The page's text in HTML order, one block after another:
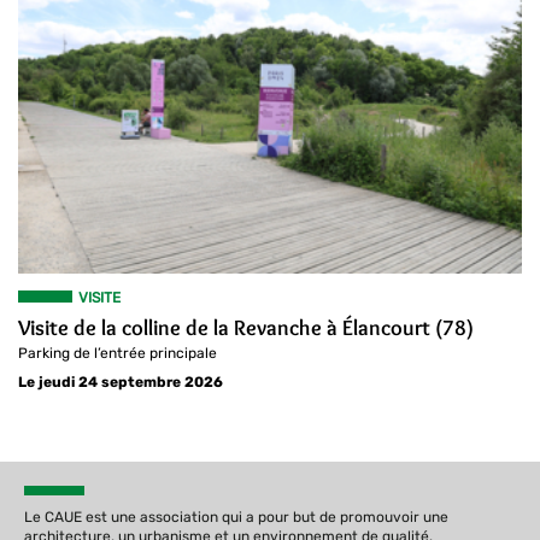
VISITE
Visite de la colline de la Revanche à Élancourt (78)
Parking de l’entrée principale
Le jeudi 24 septembre 2026
Le CAUE est une association qui a pour but de promouvoir une
architecture, un urbanisme et un environnement de qualité.